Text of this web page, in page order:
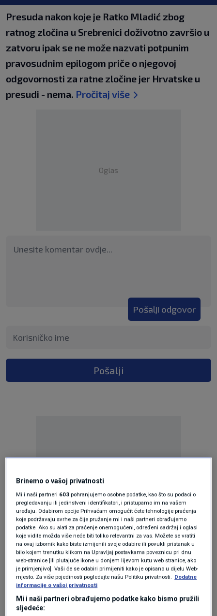
Presuda nakon koje je Ratko Mladić zbog
ratnog zločina u Srebrenici doživotno završio u
zatvoru ipak se ne može nazvati potpunim
pravosudnim epilogom priče o njegovoj
odgovornosti za ratne zločine jer Hrvatske u
presudi - nema. Pročitaj više
Oglas
Pošalji odgovor
Pošalji
Oglas
Oglas
Brinemo o vašoj privatnosti
Mi i naši partneri 603 pohranjujemo osobne podatke, kao što su podaci o
pregledavanju ili jedinstveni identifikatori, i pristupamo im na vašem
uređaju. Odabirom opcije Prihvaćam omogućit ćete tehnologije praćenja
koje podržavaju svrhe za čije pružanje mi i naši partneri obrađujemo
podatke. Ako su alati za praćenje onemogućeni, određeni sadržaj i oglasi
koje vidite možda više neće biti toliko relevantni za vas. Možete se vratiti
na ovaj izbornik kako biste izmijenili svoje odabire ili povukli pristanak u
bilo kojem trenutku klikom na Upravljaj postavkama poveznicu pri dnu
web-stranice [ili plutajuće ikone u donjem lijevom kutu web stranice, ako
je primjenjivo]. Vaši će se odabiri primijeniti kako je opisano u dijelu Web-
mjesto. Za više pojedinosti pogledajte našu Politiku privatnosti. Dodatne
informacije o vašoj privatnosti
Mi i naši partneri obrađujemo podatke kako bismo pružili
sljedeće: